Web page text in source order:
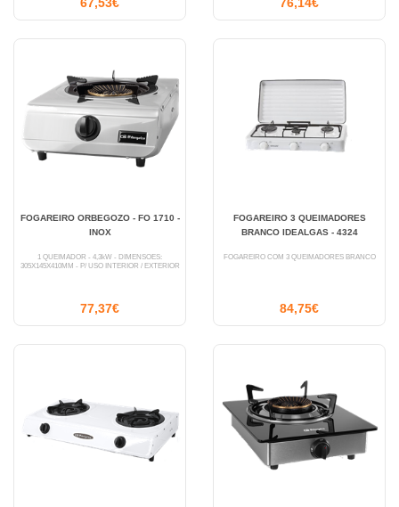
67,53€ 76,14€
FOGAREIRO ORBEGOZO - FO 1710 -
INOX
1 QUEIMADOR - 4,3kW - DIMENSÕES:
305X145X410MM - P/ USO INTERIOR / EXTERIOR
77,37€
FOGAREIRO 3 QUEIMADORES
BRANCO IDEALGAS - 4324
FOGAREIRO COM 3 QUEIMADORES BRANCO
84,75€